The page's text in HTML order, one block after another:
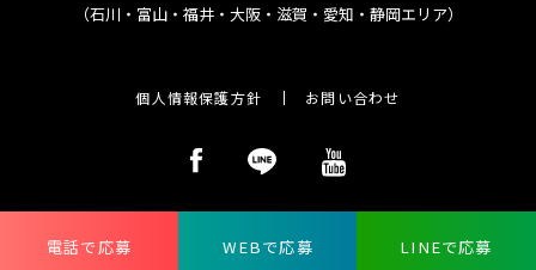
電話で応募 WEBで応募 LINEで応募
（石川・富山・福井・大阪・滋賀・愛知・静岡エリア）
個人情報保護方針 お問い合わせ